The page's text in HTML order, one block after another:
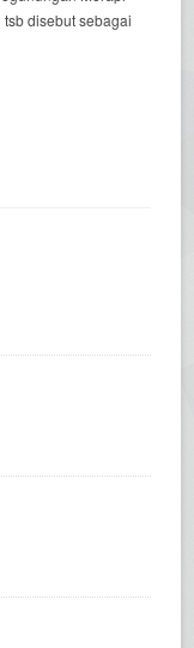
disebut sebagai